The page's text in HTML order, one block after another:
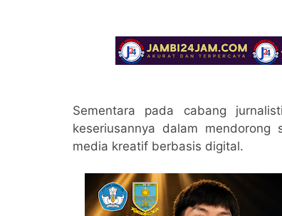
Sementara pada cabang
keseriusannya dalam
media kreatif berbasis digital.